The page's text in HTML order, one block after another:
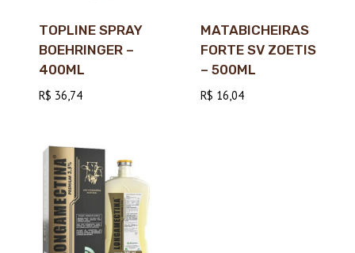
TOPLINE SPRAY
BOEHRINGER –
400ML
R$ 36,74
MATABICHEIRAS
FORTE SV ZOETIS
– 500ML
R$ 16,04